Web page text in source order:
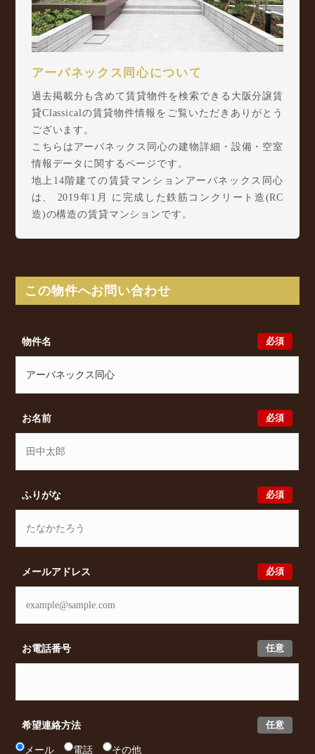
アーバネックス同心について
過去掲載分も含めて賃貸物件を検索できる大阪分譲賃
貸Classicalの賃貸物件情報をご覧いただきありがとう
ございます。
こちらはアーバネックス同心の建物詳細・設備・空室
情報データに関するページです。
地上14階建ての賃貸マンションアーバネックス同心
は、 2019年1月 に完成した鉄筋コンクリート造(RC
造)の構造の賃貸マンションです。
スが可能となっております。
アーバネックス同心の最新の空室状況のご確認をはじ
ンをお探しでしたら、ぜひ大阪分譲賃貸Classicalまで
お気軽にお問い合わせください。大阪分譲賃貸
ンライン相談も受け付けております。また、希望の条
貸物件をご提案いたします。
この物件へお問い合わせ
必須
物件名
必須
お名前
必須
ふりがな
必須
メールアドレス
任意
お電話番号
任意
希望連絡方法
メール 電話 その他